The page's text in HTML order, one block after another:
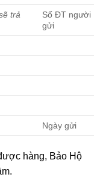
trả
Số ĐT người
gửi
Ngày gửi
hàng, Bảo Hộ